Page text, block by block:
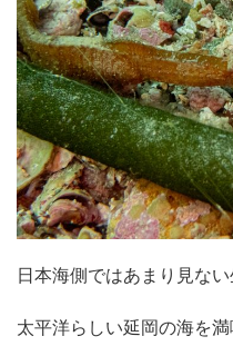
日本海側ではあまり見ない
太平洋らしい延岡の海を